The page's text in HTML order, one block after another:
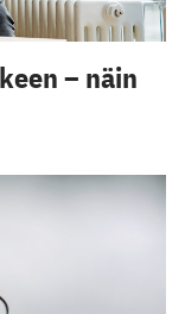
– näin